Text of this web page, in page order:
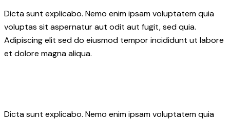
Dicta sunt explicabo. Nemo enim ipsam voluptatem quia
voluptas sit aspernatur aut odit aut fugit, sed quia.
Adipiscing elit sed do eiusmod tempor incididunt ut labore
et dolore magna aliqua.
Dicta sunt explicabo. Nemo enim ipsam voluptatem quia